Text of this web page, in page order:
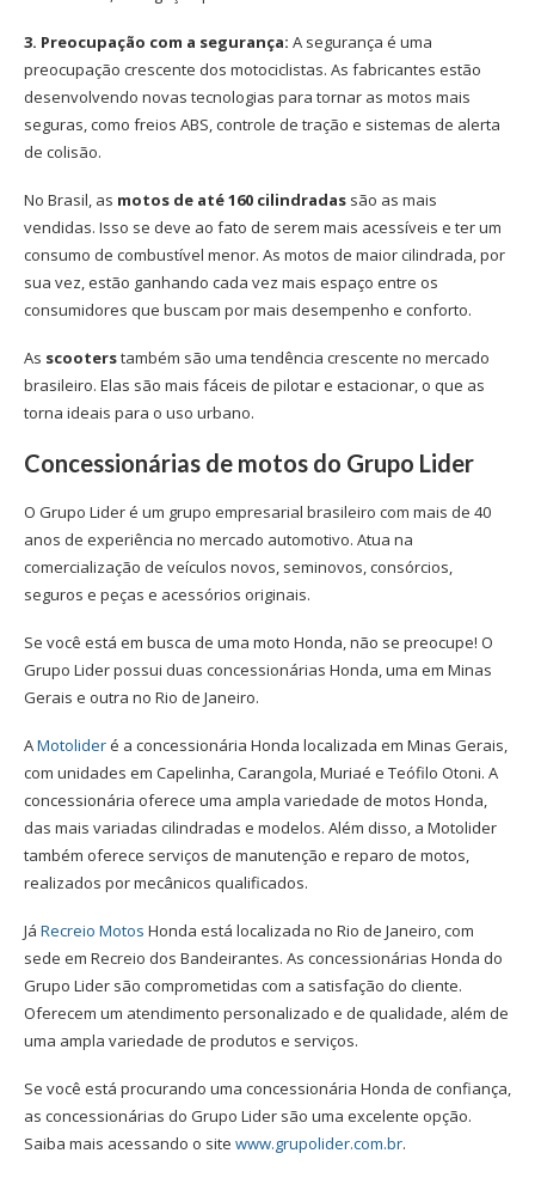
3. Preocupação com a segurança: A segurança é uma
preocupação crescente dos motociclistas. As fabricantes estão
desenvolvendo novas tecnologias para tornar as motos mais
seguras, como freios ABS, controle de tração e sistemas de alerta
de colisão.
No Brasil, as motos de até 160 cilindradas são as mais
vendidas. Isso se deve ao fato de serem mais acessíveis e ter um
consumo de combustível menor. As motos de maior cilindrada, por
sua vez, estão ganhando cada vez mais espaço entre os
consumidores que buscam por mais desempenho e conforto.
As scooterstambém são uma tendência crescente no mercado
brasileiro. Elas são mais fáceis de pilotar e estacionar, o que as
torna ideais para o uso urbano.
Concessionárias de motos do Grupo Lider
O Grupo Lider é um grupo empresarial brasileiro com mais de 40
anos de experiência no mercado automotivo. Atua na
comercialização de veículos novos, seminovos, consórcios,
seguros e peças e acessórios originais.
Se você está em busca de uma moto Honda, não se preocupe! O
Grupo Lider possui duas concessionárias Honda, uma em Minas
Gerais e outra no Rio de Janeiro.
AMotolideré a concessionária Honda localizada em Minas Gerais,
com unidades em Capelinha, Carangola, Muriaé e Teófilo Otoni. A
concessionária oferece uma ampla variedade de motos Honda,
das mais variadas cilindradas e modelos. Além disso, a Motolider
também oferece serviços de manutenção e reparo de motos,
realizados por mecânicos qualificados.
Já Recreio Motos Honda está localizada no Rio de Janeiro, com
sede em Recreio dos Bandeirantes. As concessionárias Honda do
Grupo Lider são comprometidas com a satisfação do cliente.
Oferecem um atendimento personalizado e de qualidade, além de
uma ampla variedade de produtos e serviços.
Se você está procurando uma concessionária Honda de confiança,
as concessionárias do Grupo Lider são uma excelente opção.
Saiba mais acessando o site www.grupolider.com.br.